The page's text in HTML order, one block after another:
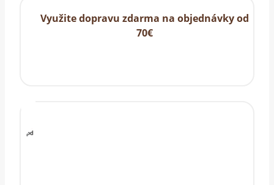
Využite dopravu zdarma na objednávky od
70€